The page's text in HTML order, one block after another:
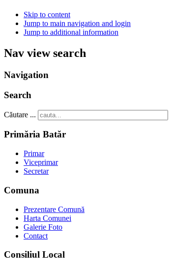
Skip to content
Jump to main navigation and login
Jump to additional information
Nav view search
Navigation
Search
Căutare ...
Primăria Batăr
Primar
Viceprimar
Secretar
Comuna
Prezentare Comună
Harta Comunei
Galerie Foto
Contact
Consiliul Local